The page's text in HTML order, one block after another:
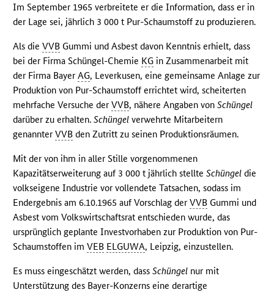
Im September 1965 verbreitete er die Information, dass er in
der Lage sei, jährlich 3 000 t Pur-Schaumstoff zu produzieren.
Als dieVVB Gummi und Asbest davon Kenntnis erhielt, dass
bei der Firma Schüngel-Chemie KG in Zusammenarbeit mit
der Firma BayerAG, Leverkusen, eine gemeinsame Anlage zur
Produktion von Pur-Schaumstoff errichtet wird, scheiterten
mehrfache Versuche derVVB, nähere Angaben vonSchüngel
darüber zu erhalten.Schüngel verwehrte Mitarbeitern
genannterVVB den Zutritt zu seinen Produktionsräumen.
Mit der von ihm in aller Stille vorgenommenen
Kapazitätserweiterung auf 3 000 t jährlich stellteSchüngel die
volkseigene Industrie vor vollendete Tatsachen, sodass im
Endergebnis am 6.10.1965 auf Vorschlag derVVB Gummi und
Asbest vom Volkswirtschaftsrat entschieden wurde, das
ursprünglich geplante Investvorhaben zur Produktion von Pur-
Schaumstoffen imVEB ELGUWA, Leipzig, einzustellen.
Es muss eingeschätzt werden, dassSchüngel nur mit
Unterstützung des Bayer-Konzerns eine derartige